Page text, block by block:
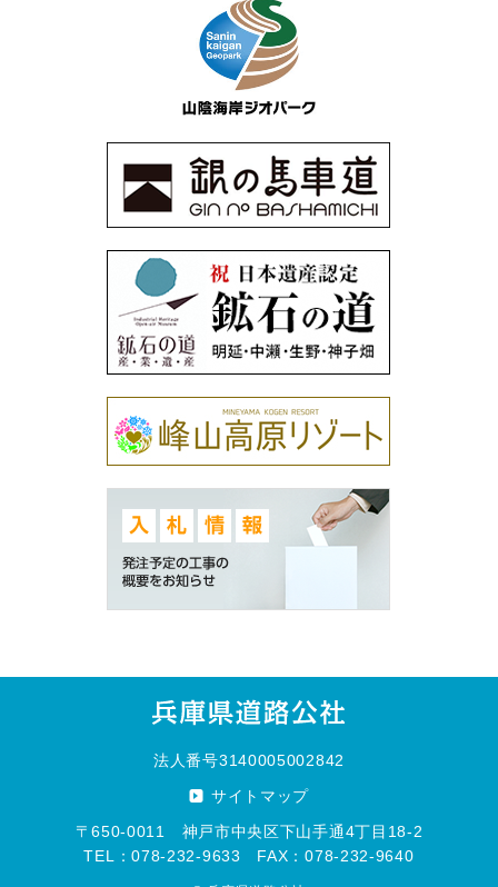
法人番号3140005002842
サイトマップ
〒650-0011 神戸市中央区下山手通4丁目18-2
TEL：078-232-9633 FAX：078-232-9640